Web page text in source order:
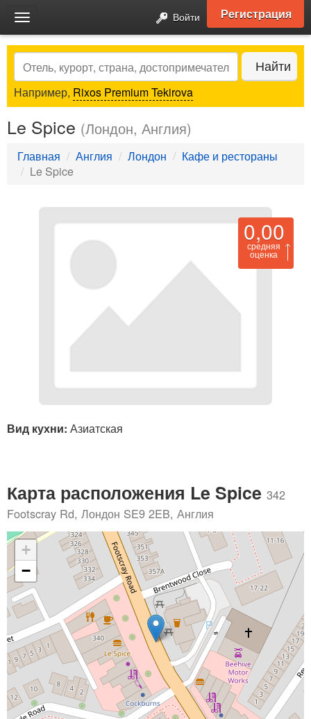
Toggle
navigation
Войти Регистрация
Search Найти
Например, Rixos Premium Tekirova
Le Spice (Лондон, Англия)
Главная Англия Лондон
Кафе и рестораны
Le Spice
0,00
средняя
оценка
Вид кухни: Азиатская
Карта расположения Le Spice 342
Footscray Rd, Лондон SE9 2EB, Англия
+
−